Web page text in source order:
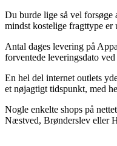
Du burde lige så vel
mindst kostelige fragttype
Antal dages levering på
forventede leveringsdato
En hel del internet outlets
et nøjagtigt tidspunkt, med
Nogle enkelte shops på
Næstved, Brønderslev eller